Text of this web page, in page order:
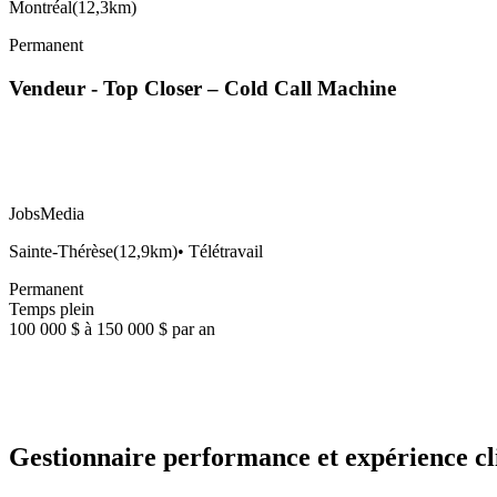
Montréal(12,3km)
Permanent
Vendeur - Top Closer – Cold Call Machine
JobsMedia
Sainte-Thérèse(12,9km)• Télétravail
Permanent
Temps plein
100 000 $ à 150 000 $ par an
Gestionnaire performance et expérience